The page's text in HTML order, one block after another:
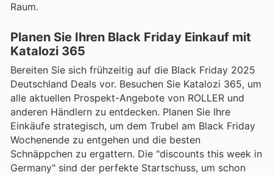
Raum.
Planen Sie Ihren Black Friday Einkauf mit
Katalozi 365
Bereiten Sie sich frühzeitig auf die Black Friday 2025
Deutschland Deals vor. Besuchen Sie Katalozi 365, um
alle aktuellen Prospekt-Angebote von ROLLER und
anderen Händlern zu entdecken. Planen Sie Ihre
Einkäufe strategisch, um dem Trubel am Black Friday
Wochenende zu entgehen und die besten
Schnäppchen zu ergattern. Die "discounts this week in
Germany" sind der perfekte Startschuss, um schon